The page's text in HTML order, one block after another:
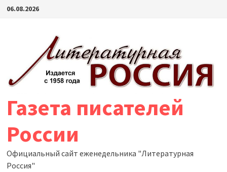
Перейти
06.08.2026
Газета писателей
России
Официальный сайт еженедельника "Литературная
Россия"